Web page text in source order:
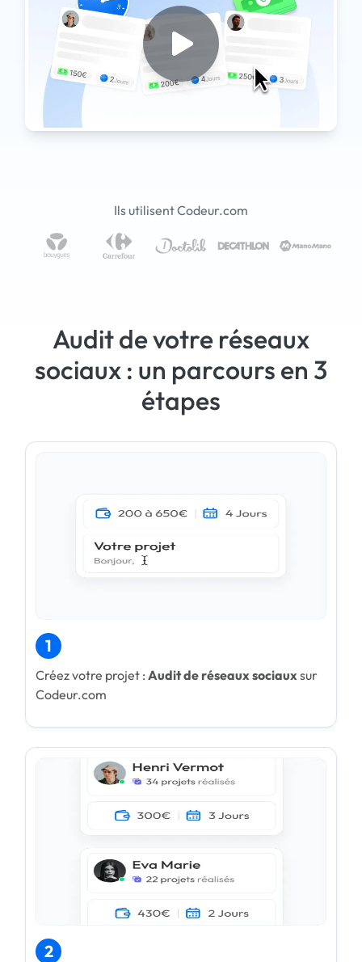
Ils utilisent Codeur.com
Audit de votre réseaux
sociaux : un parcours en 3
étapes
1
Créez votre projet : Audit de réseaux sociaux sur
Codeur.com
2